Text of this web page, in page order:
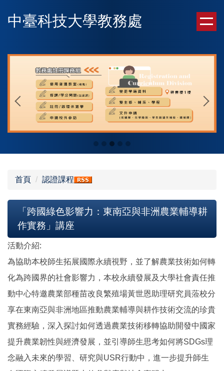
到
內
中臺科技大學教務處
首頁 認證課程
「跨國綠色影響力：東南亞與非洲農業輔導耕
作實務」講座
活動介紹:
為協助本校師生拓展國際永續視野，並了解農業技術如何轉
化為跨國界的社會影響力，本校永續發展及大學社會責任推
動中心特邀農業部種苗改良繁殖場黃世恩助理研究員蒞校分
享在東南亞與非洲地區推動農業輔導與耕作技術交流的珍貴
實務經驗，深入探討如何透過農業技術移轉協助開發中國家
提升農業韌性與經濟發展，並引導師生思考如何將SDGs理
念融入未來的學習、研究與USR行動中，進一步提升師生